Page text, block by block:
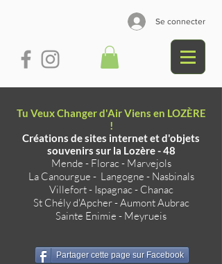
Se connecter
Tu Veux Changer d'Air Viens en LOZÈRE
!
Créations de sites internet et d'objets
souvenirs sur la Lozère - 48
Mende - Florac- Marvejols
La Canourgue - Langogne - Nasbinals
Villefort- Ispagnac- Chanac
St Chély d'Apcher-Aumont Aubrac
Sainte Enimie - Meyrueis
Partager cette page sur Facebook